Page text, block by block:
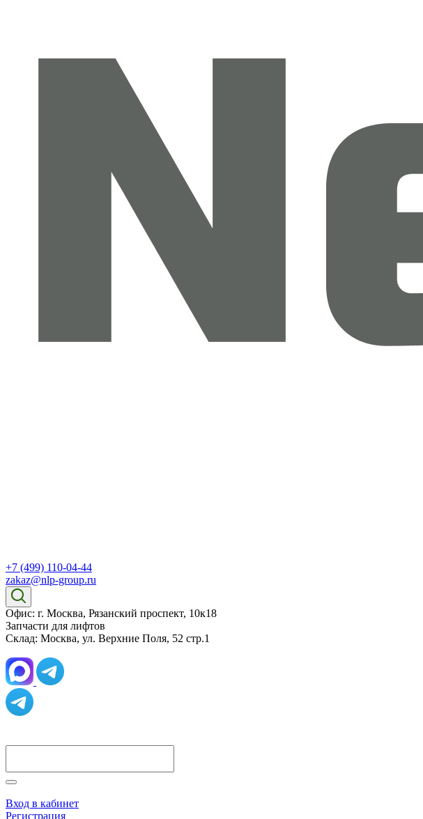
+7 (499) 110-04-44
zakaz@nlp-group.ru
Офис: г. Москва, Рязанский проспект, 10к18
Запчасти для лифтов
Склад: Москва, ул. Верхние Поля, 52 стр.1
Вход в кабинет
Регистрация